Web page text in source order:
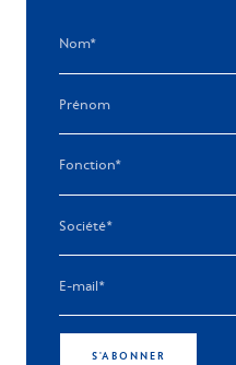
S'ABONNER